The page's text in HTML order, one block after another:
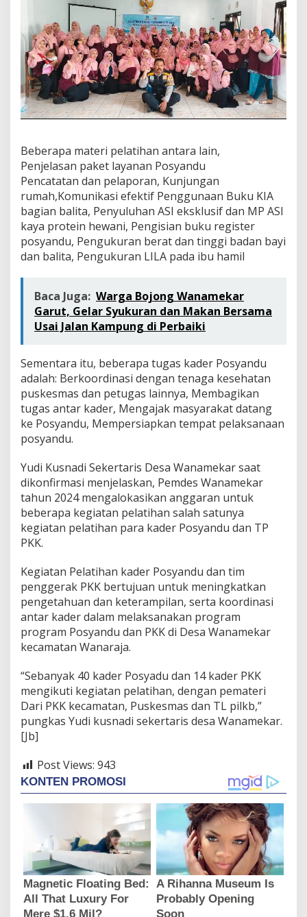
i
h
a
n
Beberapa materi pelatihan antara lain,
Penjelasan paket layanan Posyandu
Pencatatan dan pelaporan, Kunjungan
rumah,Komunikasi efektif Penggunaan Buku KIA
bagian balita, Penyuluhan ASI eksklusif dan MP ASI
kaya protein hewani, Pengisian buku register
posyandu, Pengukuran berat dan tinggi badan bayi
dan balita, Pengukuran LILA pada ibu hamil
Baca Juga: Warga Bojong Wanamekar
Garut, Gelar Syukuran dan Makan Bersama
Usai Jalan Kampung di Perbaiki
Sementara itu, beberapa tugas kader Posyandu
adalah: Berkoordinasi dengan tenaga kesehatan
puskesmas dan petugas lainnya, Membagikan
tugas antar kader, Mengajak masyarakat datang
ke Posyandu, Mempersiapkan tempat pelaksanaan
posyandu.
Yudi Kusnadi Sekertaris Desa Wanamekar saat
dikonfirmasi menjelaskan, Pemdes Wanamekar
tahun 2024 mengalokasikan anggaran untuk
beberapa kegiatan pelatihan salah satunya
kegiatan pelatihan para kader Posyandu dan TP
PKK.
Kegiatan Pelatihan kader Posyandu dan tim
penggerak PKK bertujuan untuk meningkatkan
pengetahuan dan keterampilan, serta koordinasi
antar kader dalam melaksanakan program
program Posyandu dan PKK di Desa Wanamekar
kecamatan Wanaraja.
“Sebanyak 40 kader Posyadu dan 14 kader PKK
mengikuti kegiatan pelatihan, dengan pemateri
Dari PKK kecamatan, Puskesmas dan TL pilkb,”
pungkas Yudi kusnadi sekertaris desa Wanamekar.
[Jb]
Post Views: 943